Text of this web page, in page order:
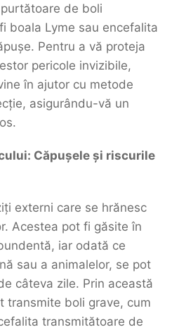
de boli
boala Lyme sau encefalita
Pentru a vă proteja
pericole invizibile,
în ajutor cu metode
asigurându-vă un
Căpușele și riscurile
externi care se hrănesc
Acestea pot fi găsite în
iar odată ce
sau a animalelor, se pot
câteva zile. Prin această
transmite boli grave, cum
transmitătoare de